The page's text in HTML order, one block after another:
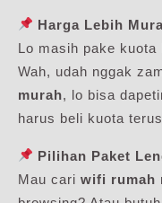
Harga Lebih
Lo masih pake kuota
Wah, udah nggak
murah, lo bisa
harus beli kuota
Pilihan Paket
Mau cari wifi rumah